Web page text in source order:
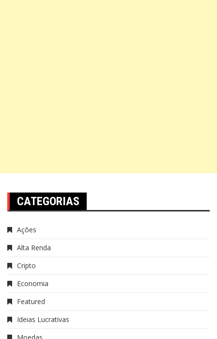
CATEGORIAS
Ações
Alta Renda
Cripto
Economia
Featured
Ideias Lucrativas
Moedas